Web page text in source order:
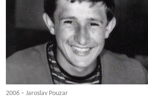
2006 – Jaroslav Pouzar